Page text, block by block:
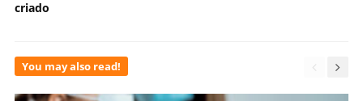
criado
You may also read!